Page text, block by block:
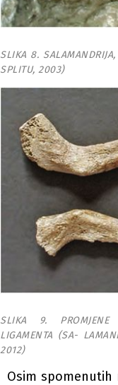
SLIKA 8.
SPLITU, 2003)
SLIKA 9. PROMJENE
LIGAMENTA (SA-
2012)
Osim spomenutih